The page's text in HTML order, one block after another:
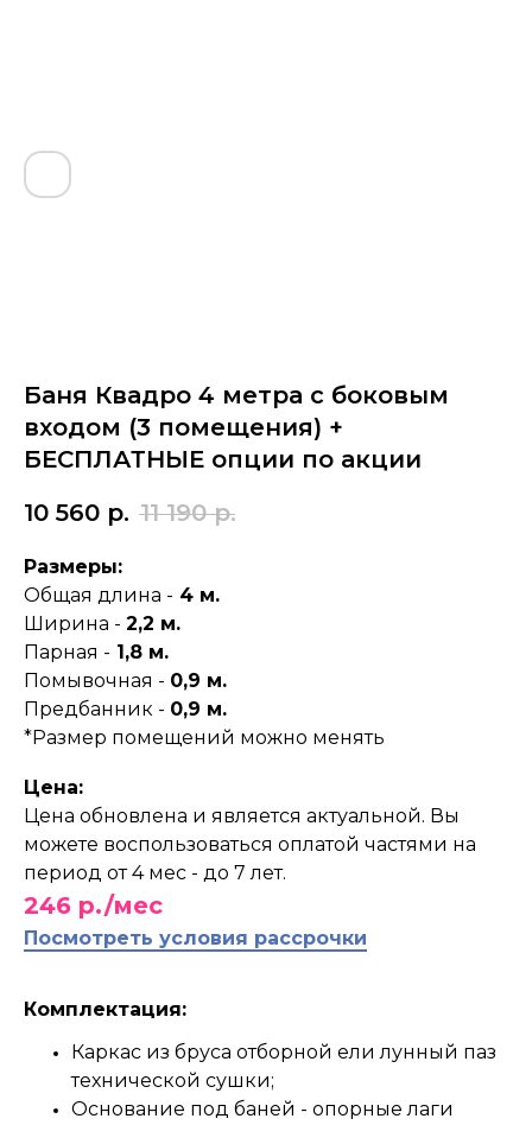
Баня Квадро 4 метра с боковым
входом (3 помещения) +
БЕСПЛАТНЫЕ опции по акции
10 560 р. 11 190 р.
Размеры:
Общая длина - 4 м.
Ширина - 2,2 м.
Парная - 1,8 м.
Помывочная - 0,9 м.
Предбанник - 0,9 м.
*Размер помещений можно менять
Цена:
Цена обновлена и является актуальной. Вы
можете воспользоваться оплатой частями на
период от 4 мес - до 7 лет.
246 р./мес
Посмотреть условия рассрочки
Комплектация:
Каркас из бруса отборной ели лунный паз
технической сушки;
Основание под баней - опорные лаги